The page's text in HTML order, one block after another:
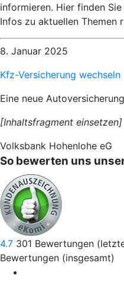
informieren. Hier finden
Infos zu aktuellen Themen
8. Januar 2025
Kfz-Versicherung wechseln
Eine neue
[Inhaltsfragment einsetzen]
Volksbank Hohenlohe eG
So bewerten uns
4.7 301 Bewertungen
Bewertungen (insgesamt)